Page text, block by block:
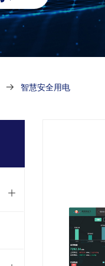
뀠 智慧安全用电
ꄶ